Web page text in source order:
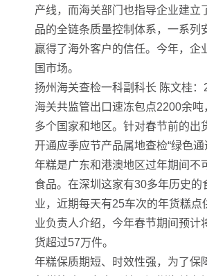
产线，而海关部门也指导企业建立
品的全链条质量控制体系，一系列
赢得了海外客户的信任。今年，企
国市场。
扬州海关查检一科副科长 陈文桂：
海关共监管出口速冻包点2200余
多个国家和地区。针对春节前的出
开通应季应节产品属地查检“绿色通
年糕是广东和港澳地区过年期间不
食品。在深圳这家有30多年历史的
业，近期每天有25车次的年货糕点
业负责人介绍，今年春节期间预计
货超过57万件。
年糕保质期短、时效性强，为了保